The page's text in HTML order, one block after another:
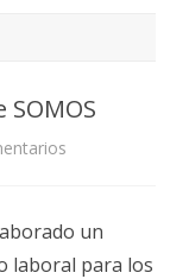
un
laboral para los